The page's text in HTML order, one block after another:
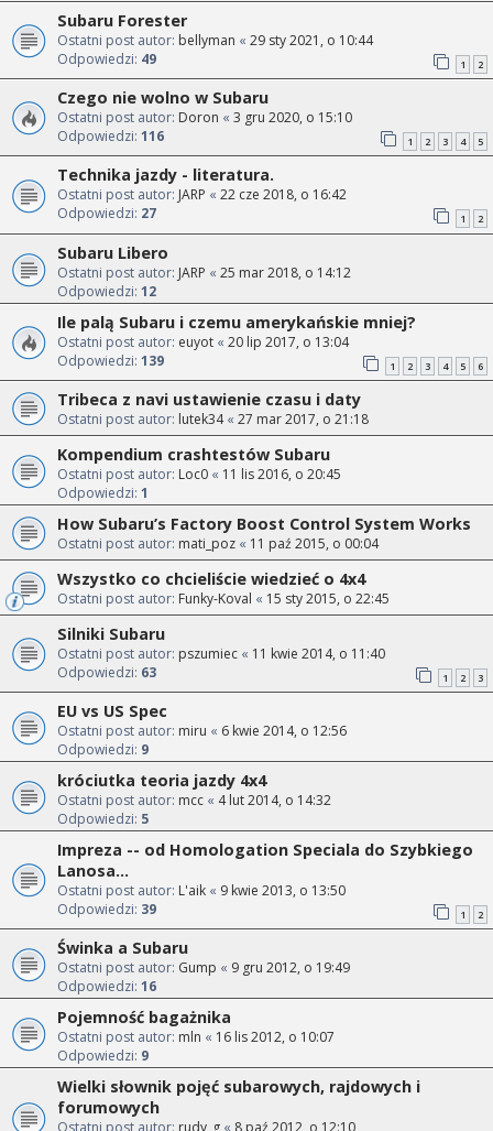
Subaru Forester
Ostatni post autor: bellyman « 29 sty 2021, o 10:44
Odpowiedzi: 49 1 2
Czego nie wolno w Subaru
Ostatni post autor: Doron « 3 gru 2020, o 15:10
Odpowiedzi: 116 1 2 3 4 5
Technika jazdy - literatura.
Ostatni post autor: JARP « 22 cze 2018, o 16:42
Odpowiedzi: 27 1 2
Subaru Libero
Ostatni post autor: JARP « 25 mar 2018, o 14:12
Odpowiedzi: 12
Ile palą Subaru i czemu amerykańskie mniej?
Ostatni post autor: euyot « 20 lip 2017, o 13:04
Odpowiedzi: 139 1 2 3 4 5 6
Tribeca z navi ustawienie czasu i daty
Ostatni post autor: lutek34« 27 mar 2017, o 21:18
Kompendium crashtestów Subaru
Ostatni post autor: Loc0 « 11 lis 2016, o 20:45
Odpowiedzi: 1
How Subaru’s Factory Boost Control System Works
Ostatni post autor: mati_poz « 11 paź 2015, o 00:04
Wszystko co chcieliście wiedzieć o 4x4
Ostatni post autor: Funky-Koval « 15 sty 2015, o 22:45
Silniki Subaru
Ostatni post autor: pszumiec « 11 kwie 2014, o 11:40
Odpowiedzi: 63 1 2 3
EU vs US Spec
Ostatni post autor: miru « 6 kwie 2014, o 12:56
Odpowiedzi: 9
króciutka teoria jazdy 4x4
Ostatni post autor: mcc « 4 lut 2014, o 14:32
Odpowiedzi: 5
Impreza -- od Homologation Speciala do Szybkiego
Lanosa...
Ostatni post autor: L'aik « 9 kwie 2013, o 13:50
Odpowiedzi: 39 1 2
Świnka a Subaru
Ostatni post autor: Gump « 9 gru 2012, o 19:49
Odpowiedzi: 16
Pojemność bagażnika
Ostatni post autor: mln « 16 lis 2012, o 10:07
Odpowiedzi: 9
Wielki słownik pojęć subarowych, rajdowych i
forumowych